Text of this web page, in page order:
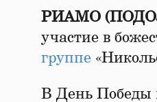
РИАМО
участие в
группе
В День Победы